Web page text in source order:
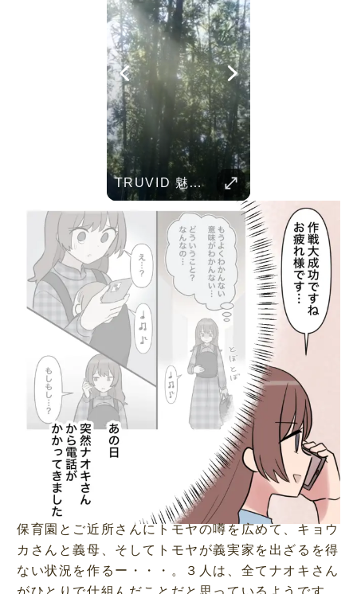
TRUVID 魅力的な京都――時を超える静寂と伝統美
保育園とご近所さんにトモヤの噂を広めて、キョウ
カさんと義母、そしてトモヤが義実家を出ざるを得
ない状況を作るー・・・。３人は、全てナオキさん